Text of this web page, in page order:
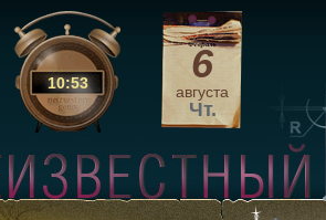
10:53 6
августа
Чт.